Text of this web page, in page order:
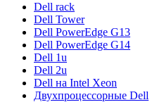
Dell rack
Dell Tower
Dell PowerEdge G13
Dell PowerEdge G14
Dell 1u
Dell 2u
Dell на Intel Xeon
Двухпроцессорные Dell